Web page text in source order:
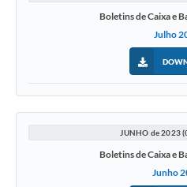
Boletins de Caixa e
Julho
JUNHO de 2023
Boletins de Caixa e
Junho